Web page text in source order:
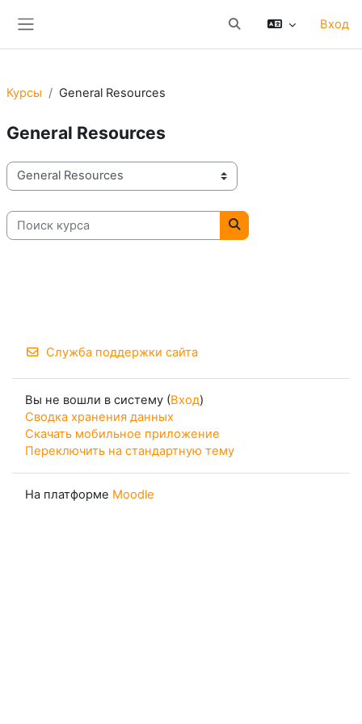
Изменить данныеВход
Курсы General Resources
General Resources
Категории курсов
Поиск курса
Поиск курса
Служба поддержки сайта
Вы не вошли в систему (Вход)
Сводка хранения данных
Скачать мобильное приложение
Переключить на стандартную тему
На платформе Moodle